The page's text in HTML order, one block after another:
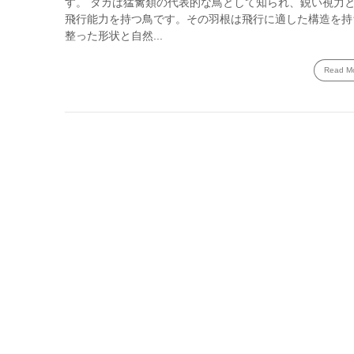
す。 タカは猛禽類の代表的な鳥として知られ、鋭い視力
飛行能力を持つ鳥です。その羽根は飛行に適した構造を持
整った形状と自然...
Read